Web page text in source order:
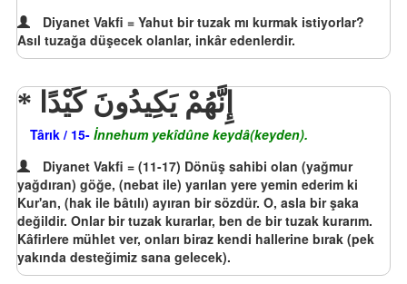
Diyanet Vakfi = Yahut bir tuzak mı kurmak istiyorlar?
Asıl tuzağa düşecek olanlar, inkâr edenlerdir.
إِنَّهُمْ يَكِيدُونَ كَيْدًا
Târık / 15- İnnehum yekîdûne keydâ(keyden).
Diyanet Vakfi = (11-17) Dönüş sahibi olan (yağmur
yağdıran) göğe, (nebat ile) yarılan yere yemin ederim ki
Kur'an, (hak ile bâtılı) ayıran bir sözdür. O, asla bir şaka
değildir. Onlar bir tuzak kurarlar, ben de bir tuzak kurarım.
Kâfirlere mühlet ver, onları biraz kendi hallerine bırak (pek
yakında desteğimiz sana gelecek).